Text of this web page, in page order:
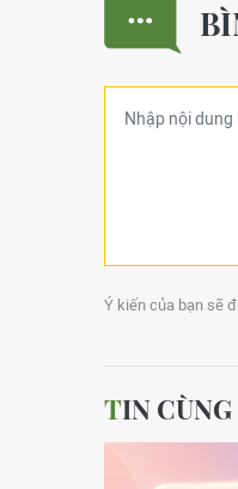
Ý kiến của bạn sẽ
TIN